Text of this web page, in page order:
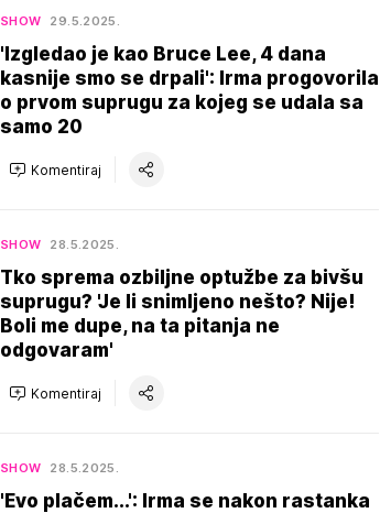
SHOW 29.5.2025.
'Izgledao je kao Bruce Lee, 4 dana
kasnije smo se drpali': Irma progovorila
o prvom suprugu za kojeg se udala sa
samo 20
Komentiraj
SHOW 28.5.2025.
Tko sprema ozbiljne optužbe za bivšu
suprugu? 'Je li snimljeno nešto? Nije!
Boli me dupe, na ta pitanja ne
odgovaram'
Komentiraj
SHOW 28.5.2025.
'Evo plačem...': Irma se nakon rastanka